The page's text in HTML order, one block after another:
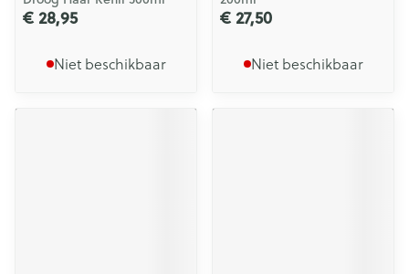
€ 28,95
Niet beschikbaar
€ 27,50
Niet beschikbaar